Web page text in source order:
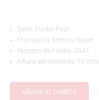
Serie: Funko Pop!
Franquicia: Demos Slayer
Número de Funko: 2041
Altura aproximada: 10 cms.
AÑADIR AL CARRITO